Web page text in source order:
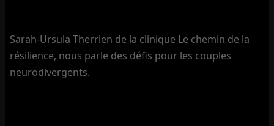
Sarah-Ursula Therrien de la clinique Le chemin de la
résilience, nous parle des défis pour les couples
neurodivergents.